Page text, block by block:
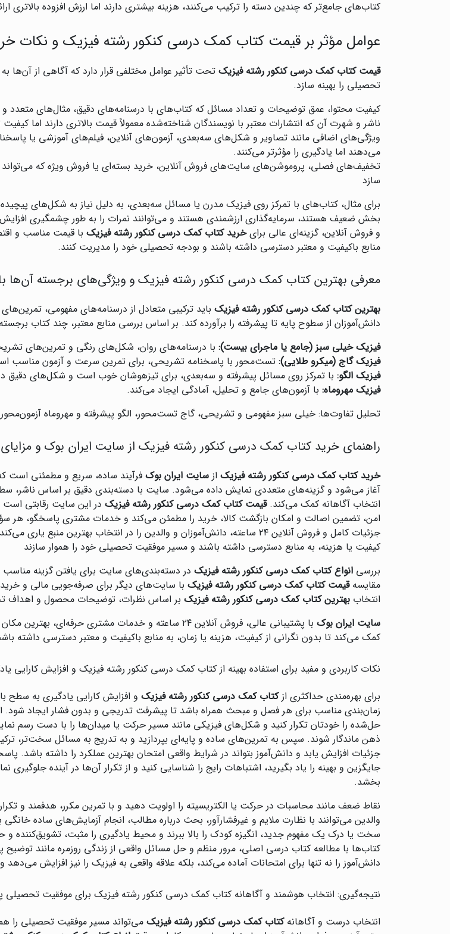
کتاب‌های جامع‌تر که چندین دسته را ترکیب می‌کنند، هزینه بیشتری دارند اما ارزش افزوده بالاتری
عوامل مؤثر بر قیمت کتاب کمک درسی کنکور رشته فیزیک و نکات
قیمت کتاب کمک درسی کنکور رشته فیزیک تحت تأثیر عوامل مختلفی قرار دارد که آگاهی از
تحصیلی را بهینه سازد.
کیفیت محتوا، عمق توضیحات و تعداد مسائل که کتاب‌های با درسنامه‌های دقیق، مثال‌های متعدد و
ناشر و شهرت آن که انتشارات معتبر با نویسندگان شناخته‌شده معمولاً قیمت بالاتری دارند اما
ویژگی‌های اضافی مانند تصاویر و شکل‌های سه‌بعدی، آزمون‌های آنلاین، فیلم‌های آموزشی یا
می‌دهند اما یادگیری را مؤثرتر می‌کنند.
تخفیف‌های فصلی، پروموشن‌های سایت‌های فروش آنلاین، خرید بسته‌ای یا فروش ویژه که
سازد
برای مثال، کتاب‌های با تمرکز روی فیزیک مدرن یا مسائل سه‌بعدی، به دلیل نیاز به شکل‌های
بخش ضعیف هستند، سرمایه‌گذاری ارزشمندی هستند و می‌توانند نمرات را به طور چشمگیری
و فروش آنلاین، گزینه‌ای عالی برایخرید کتاب کمک درسی کنکور رشته فیزیک با قیمت مناسب و
منابع باکیفیت و معتبر دسترسی داشته باشند و بودجه تحصیلی خود را مدیریت کنند.
معرفی بهترین کتاب کمک درسی کنکور رشته فیزیک و ویژگی‌های برجسته آن‌ها
بهترین کتاب کمک درسی کنکور رشته فیزیک باید ترکیبی متعادل از درسنامه‌های مفهومی،
دانش‌آموزان از سطوح پایه تا پیشرفته را برآورده کند. بر اساس بررسی منابع معتبر، چند کتاب برجسته
فیزیک خیلی سبز (جامع یا ماجرای بیست): با درسنامه‌های روان، شکل‌های رنگی و تمرین‌های
فیزیک گاج (میکرو طلایی): تست‌محور با پاسخنامه تشریحی، برای تمرین سرعت و آزمون مناسب
فیزیک الگو: با تمرکز روی مسائل پیشرفته و سه‌بعدی، برای تیزهوشان خوب است و شکل‌های دقیق
فیزیک مهروماه: با آزمون‌های جامع و تحلیل، آمادگی ایجاد می‌کند.
تحلیل تفاوت‌ها: خیلی سبز مفهومی و تشریحی، گاج تست‌محور، الگو پیشرفته و مهروماه
راهنمای خرید کتاب کمک درسی کنکور رشته فیزیک از سایت ایران بوک و
خرید کتاب کمک درسی کنکور رشته فیزیک از سایت ایران بوک فرآیند ساده، سریع و مطمئنی است
آغاز می‌شود و گزینه‌های متعددی نمایش داده می‌شود. سایت با دسته‌بندی دقیق بر اساس ناشر،
انتخاب آگاهانه کمک می‌کند.قیمت کتاب کمک درسی کنکور رشته فیزیک در این سایت رقابتی
امن، تضمین اصالت و امکان بازگشت کالا، خرید را مطمئن می‌کند و خدمات مشتری پاسخگو، هر
جزئیات کامل و فروش آنلاین ۲۴ ساعته، دانش‌آموزان و والدین را در انتخاب
کیفیت یا هزینه، به منابع دسترسی داشته باشند و مسیر موفقیت تحصیلی خود را هموار سازند
بررسی انواع کتاب کمک درسی کنکور رشته فیزیک در دسته‌بندی‌های سایت برای یافتن گزینه مناسب
مقایسهقیمت کتاب کمک درسی کنکور رشته فیزیک با سایت‌های دیگر برای صرفه‌جویی مالی و
انتخاب بهترین کتاب کمک درسی کنکور رشته فیزیک بر اساس نظرات، توضیحات محصول و اهداف
سایت ایران بوک با پشتیبانی عالی، فروش آنلاین ۲۴ ساعته و خدمات مشتری حرفه‌ای، بهترین مکان برای
کمک می‌کند تا بدون نگرانی از کیفیت، هزینه یا زمان، به منابع باکیفیت و معتبر دسترسی داشته
نکات کاربردی و مفید برای استفاده بهینه از کتاب کمک درسی کنکور رشته فیزیک و افزایش کارایی
برای بهره‌مندی حداکثری ازکتاب کمک درسی کنکور رشته فیزیک و افزایش کارایی یادگیری به سطح
زمان‌بندی مناسب برای هر فصل و مبحث همراه باشد تا پیشرفت تدریجی و بدون فشار ایجاد شود.
حل‌شده را خودتان تکرار کنید و شکل‌های فیزیکی مانند مسیر حرکت یا میدان‌ها را با دست رسم
ذهن ماندگار شوند. سپس به تمرین‌های ساده و پایه‌ای بپردازید و به تدریج به مسائل سخت‌تر،
جزئیات افزایش یابد و دانش‌آموز بتواند در شرایط واقعی امتحان بهترین عملکرد را داشته باشد.
جایگزین و بهینه را یاد بگیرید، اشتباهات رایج را شناسایی کنید و از تکرار آن‌ها در آینده جلوگیری
بخشد.
نقاط ضعف مانند محاسبات در حرکت یا الکتریسیته را اولویت دهید و با تمرین مکرر، هدفمند و
والدین می‌توانند با نظارت ملایم و غیرفشارآور، بحث درباره مطالب، انجام آزمایش‌های ساده
سخت یا درک یک مفهوم جدید، انگیزه کودک را بالا ببرند و محیط یادگیری را مثبت، تشویق‌کننده
کتاب‌ها با مطالعه کتاب درسی اصلی، مرور منظم و حل مسائل واقعی از زندگی روزمره مانند
دانش‌آموز را نه تنها برای امتحانات آماده می‌کند، بلکه علاقه واقعی به فیزیک را نیز افزایش می‌دهد
نتیجه‌گیری: انتخاب هوشمند و آگاهانه کتاب کمک درسی کنکور رشته فیزیک برای موفقیت تحصیلی
انتخاب درست و آگاهانهکتاب کمک درسی کنکور رشته فیزیک می‌تواند مسیر موفقیت تحصیلی را